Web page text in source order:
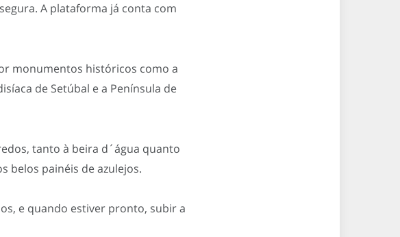
A plataforma já conta com
monumentos históricos como a
de Setúbal e a Península de
tanto à beira d´água quanto
belos painéis de azulejos.
e quando estiver pronto, subir a